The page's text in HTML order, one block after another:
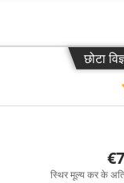
छोटा
स्थिर मूल्य कर के